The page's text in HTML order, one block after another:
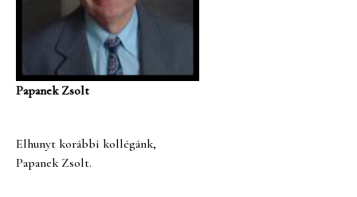
Papanek Zsolt
Elhunyt korábbi kollégánk,
Papanek Zsolt.